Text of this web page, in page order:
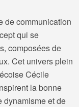
de communication
qui se
composées de
Cet univers plein
Cécile
la bonne
dynamisme et de